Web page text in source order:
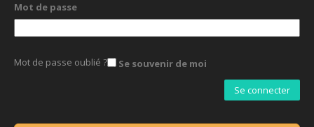
Mot de passe
Se souvenir de moi
Mot de passe oublié ?